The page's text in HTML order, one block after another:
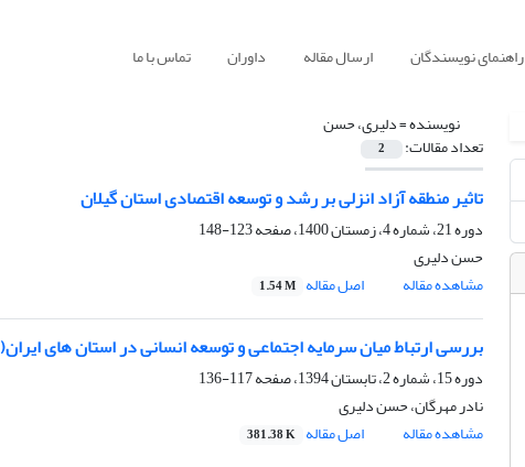
راهنمای نویسندگان ارسال مقاله داوران تماس با ما
نویسنده =دلیری، حسن
تعداد مقالات: 2
تاثیر منطقه آزاد انزلی بر رشد و توسعه اقتصادی استان گیلان
دوره 21، شماره 4، زمستان 1400، صفحه
123-148
حسن دلیری
مشاهده مقاله
اصل مقاله 1.54 M
بررسی ارتباط میان سرمایه اجتماعی و توسعه انسانی در استان های ایران(1388-1379)
دوره 15، شماره 2، تابستان 1394، صفحه
117-136
نادر مهرگان، حسن دلیری
مشاهده مقاله
اصل مقاله 381.38 K